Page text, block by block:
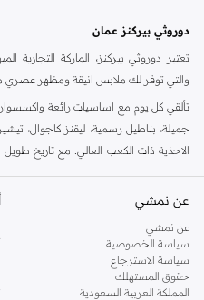
دوروثي بيركنز عمان
تعتبر دوروثي بيركنز، الماركة التجارية
والتي توفر لك ملابس انيقة ومظهر عصري
تألقي كل يوم مع اساسيات رائعة
جميلة، بناطيل رسمية، ليقنز كاجوال،
الاحذية ذات الكعب العالي. مع تاريخ
كنت تقومين بتجديد خزانة ملابسك
اليه.
تسوقي دوروثي بيركنز اون لاين مسقط
تسوقي دوروثي بيركنز اون لاين من نمشي
عن نمشي
عن نمشي
سياسة الخصوصية
سياسة الاسترجاع
حقوق المستهلك
المملكة العربية السعودية